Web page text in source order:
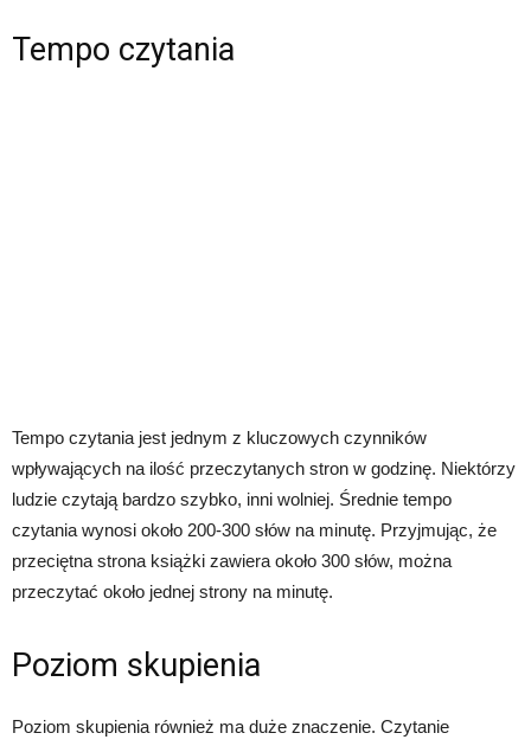
Tempo czytania
Tempo czytania jest jednym z kluczowych czynników
wpływających na ilość przeczytanych stron w godzinę. Niektórzy
ludzie czytają bardzo szybko, inni wolniej. Średnie tempo
czytania wynosi około 200-300 słów na minutę. Przyjmując, że
przeciętna strona książki zawiera około 300 słów, można
przeczytać około jednej strony na minutę.
Poziom skupienia
Poziom skupienia również ma duże znaczenie. Czytanie